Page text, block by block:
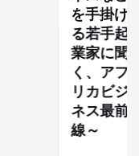
を手掛け
る若手起
業家に聞
く、アフ
リカビジ
ネス最前
線～